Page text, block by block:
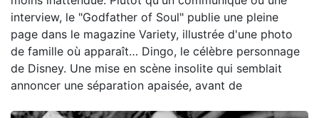
interview, le "Godfather of Soul" publie une pleine
page dans le magazine Variety, illustrée d'une photo
de famille où apparaît… Dingo, le célèbre personnage
de Disney. Une mise en scène insolite qui semblait
annoncer une séparation apaisée, avant de